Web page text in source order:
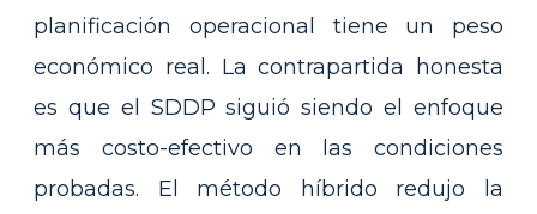
planificación operacional tiene un peso
económico real. La contrapartida honesta
es que el SDDP siguió siendo el enfoque
más costo-efectivo en las condiciones
probadas. El método híbrido redujo la